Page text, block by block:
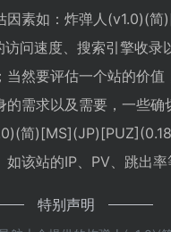
因素如：炸弹人(v1.0)(简
问速度、搜索引擎收录
当然要评估一个站的价值
的需求以及需要，一些确
简
该站的IP、PV、跳出率
特别声明